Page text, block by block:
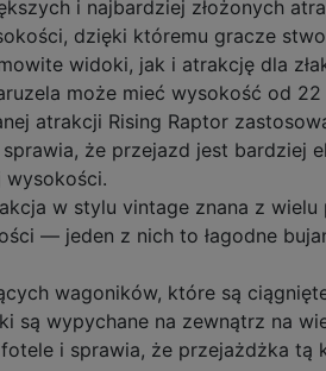
i najbardziej złożonych
dzięki któremu gracze
widoki, jak i atrakcję dla
może mieć wysokość od
atrakcji Rising Raptor
że przejazd jest bardziej
wysokości.
w stylu vintage znana z
— jeden z nich to łagodne
wagoników, które są
są wypychane na zewnątrz na
i sprawia, że przejażdżka tą